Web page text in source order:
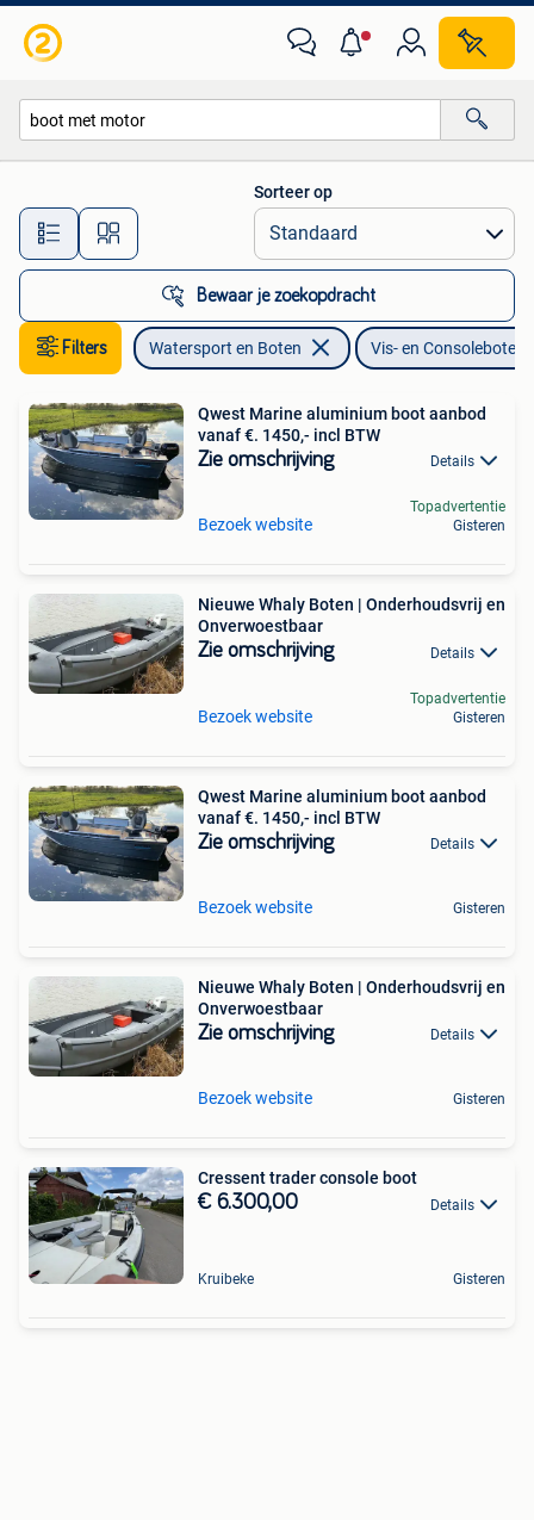
Alle afstanden…
Sorteer op
Bewaar je zoekopdracht
Filters Watersport en Boten Vis- en Consoleboten
Qwest Marine aluminium boot aanbod
vanaf €. 1450,- incl BTW
Zie omschrijving Details
Bezoek website
Topadvertentie
Gisteren
Nieuwe Whaly Boten | Onderhoudsvrij en
Onverwoestbaar
Zie omschrijving Details
Bezoek website
Topadvertentie
Gisteren
Qwest Marine aluminium boot aanbod
vanaf €. 1450,- incl BTW
Zie omschrijving Details
Bezoek website Gisteren
Nieuwe Whaly Boten | Onderhoudsvrij en
Onverwoestbaar
Zie omschrijving Details
Bezoek website Gisteren
Cressent trader console boot
€ 6.300,00 Details
Kruibeke Gisteren